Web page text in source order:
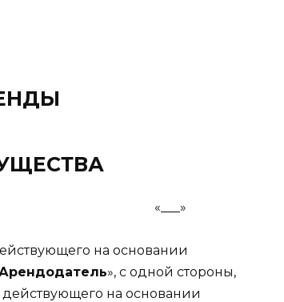
«___»
действующего на основании
», с одной стороны,
действующего на основании